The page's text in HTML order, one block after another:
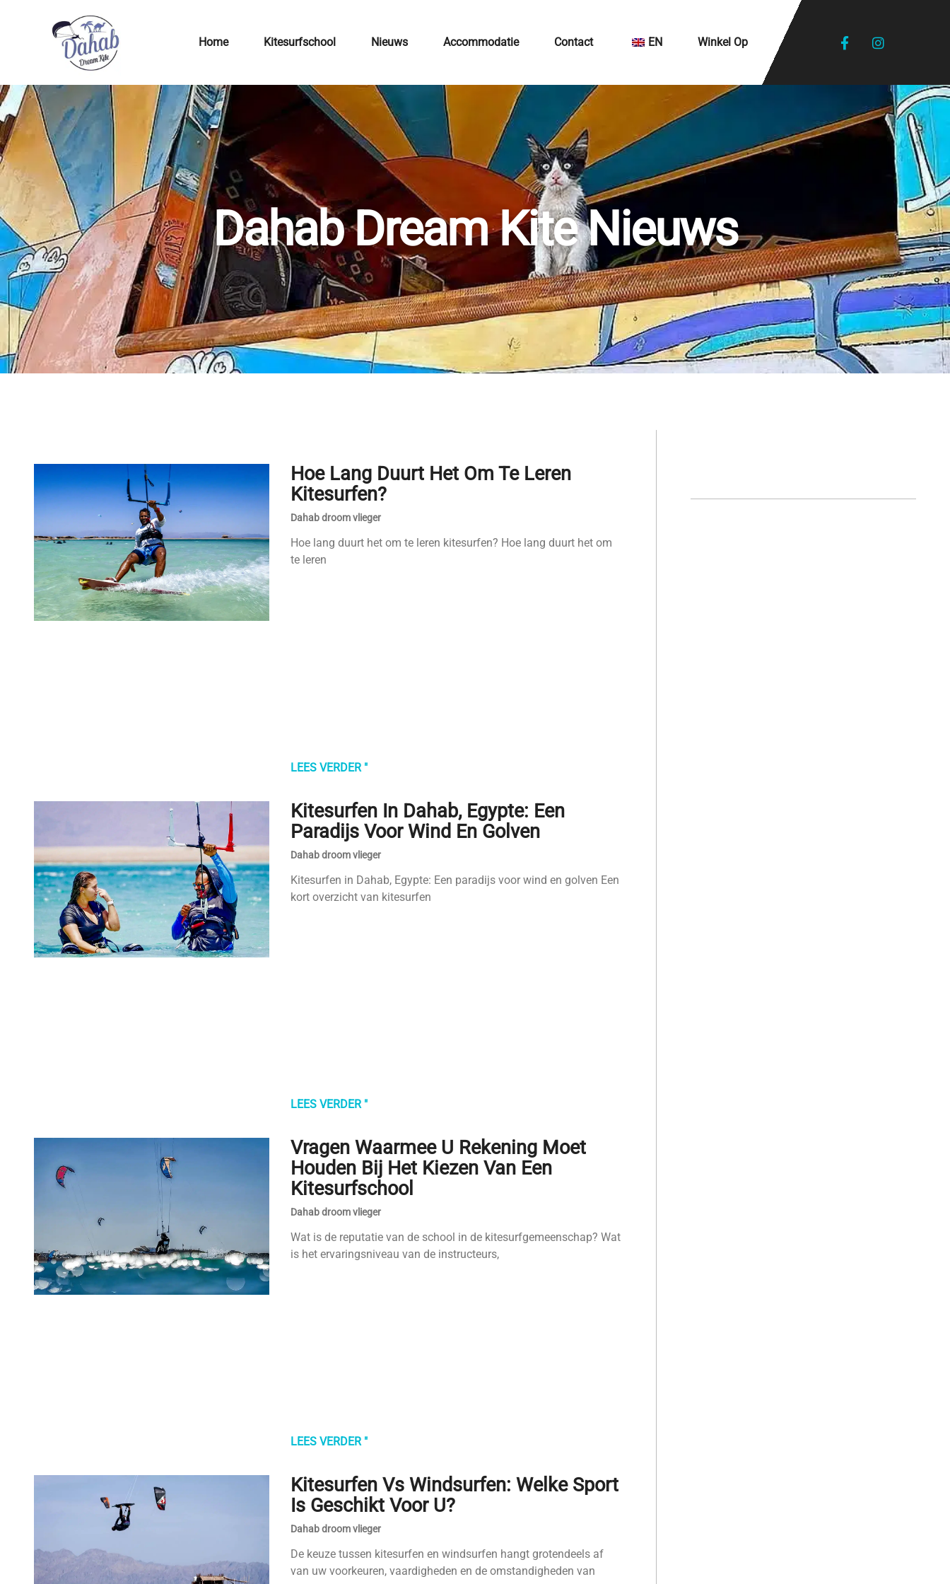
Home Kitesurfschool Nieuws Accommodatie Contact EN Winkel Op
Dahab Dream Kite Nieuws
Hoe Lang Duurt Het Om Te Leren
Kitesurfen?
Dahab droom vlieger
Hoe lang duurt het om te leren kitesurfen? Hoe lang duurt het om
te leren
LEES VERDER "
Kitesurfen In Dahab, Egypte: Een
Paradijs Voor Wind En Golven
Dahab droom vlieger
Kitesurfen in Dahab, Egypte: Een paradijs voor wind en golven Een
kort overzicht van kitesurfen
LEES VERDER "
Vragen Waarmee U Rekening Moet
Houden Bij Het Kiezen Van Een
Kitesurfschool
Dahab droom vlieger
Wat is de reputatie van de school in de kitesurfgemeenschap? Wat
is het ervaringsniveau van de instructeurs,
LEES VERDER "
Kitesurfen Vs Windsurfen: Welke Sport
Is Geschikt Voor U?
Dahab droom vlieger
De keuze tussen kitesurfen en windsurfen hangt grotendeels af
van uw voorkeuren, vaardigheden en de omstandigheden van